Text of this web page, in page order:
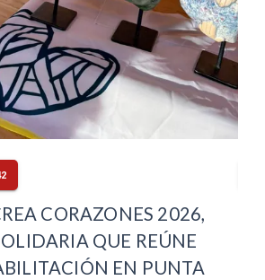
CORAZONES 2026,
QUE REÚNE
EN PUNTA